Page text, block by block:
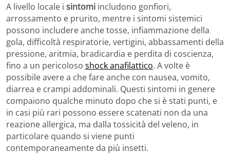
A livello locale i sintomi includono gonfiori,
arrossamento e prurito, mentre i sintomi sistemici
possono includere anche tosse, infiammazione della
gola, difficoltà respiratorie, vertigini, abbassamenti della
pressione, aritmia, bradicardia e perdita di coscienza,
fino a un pericoloso shock anafilattico. A volte è
possibile avere a che fare anche con nausea, vomito,
diarrea e crampi addominali. Questi sintomi in genere
compaiono qualche minuto dopo che si è stati punti, e
in casi più rari possono essere scatenati non da una
reazione allergica, ma dalla tossicità del veleno, in
particolare quando si viene punti
contemporaneamente da più insetti.